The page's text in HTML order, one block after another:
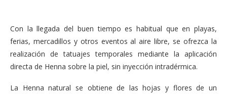
Con la llegada del buen tiempo es habitual que en playas,
ferias, mercadillos y otros eventos al aire libre, se ofrezca la
realización de tatuajes temporales mediante la aplicación
directa de Henna sobre la piel, sin inyección intradérmica.
La Henna natural se obtiene de las hojas y flores de un